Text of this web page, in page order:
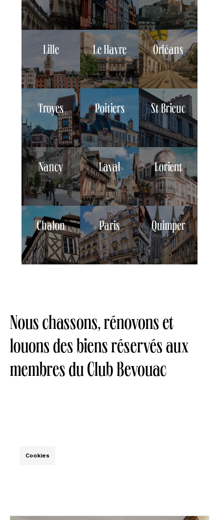
Lille Le Havre Orléans
Troyes Poitiers St Brieuc
Nancy Laval Lorient
Chalon Paris Quimper
Nous chassons, rénovons et
louons des biens réservés aux
membres du Club Bevouac